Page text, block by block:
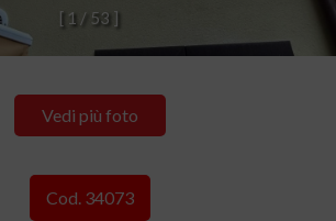
[ 1 / 53 ]
Vedi più foto
Cod. 34073